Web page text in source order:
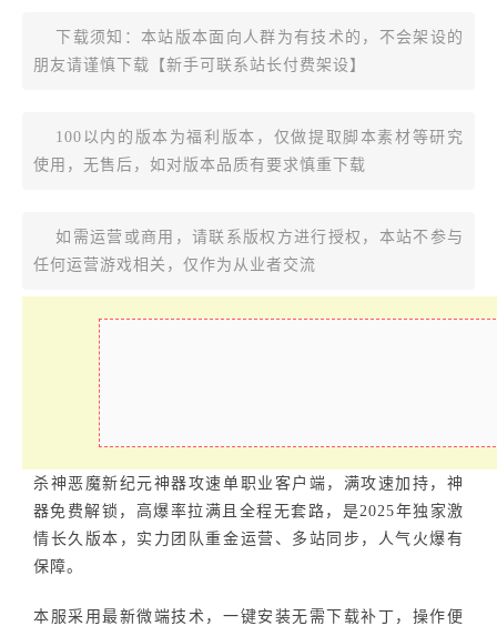
下载须知：本站版本面向人群为有技术的，不会架设的
朋友请谨慎下载【新手可联系站长付费架设】
100以内的版本为福利版本，仅做提取脚本素材等研究
使用，无售后，如对版本品质有要求慎重下载
如需运营或商用，请联系版权方进行授权，本站不参与
任何运营游戏相关，仅作为从业者交流
杀神恶魔新纪元神器攻速单职业客户端，满攻速加持，神
器免费解锁，高爆率拉满且全程无套路，是2025年独家激
情长久版本，实力团队重金运营、多站同步，人气火爆有
保障。
本服采用最新微端技术，一键安装无需下载补丁，操作便